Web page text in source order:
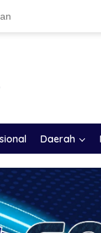
Daerah